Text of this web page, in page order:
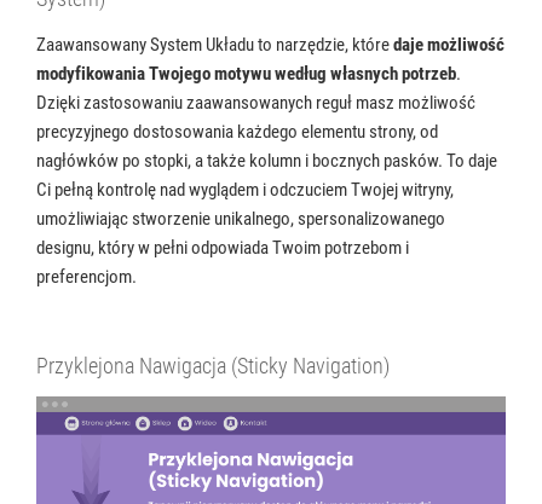
Zaawansowany System Układu to narzędzie, któredaje możliwość
modyfikowania Twojego motywu według własnych potrzeb.
Dzięki zastosowaniu zaawansowanych reguł masz możliwość
precyzyjnego dostosowania każdego elementu strony, od
nagłówków po stopki, a także kolumn i bocznych pasków. To daje
Ci pełną kontrolę nad wyglądem i odczuciem Twojej witryny,
umożliwiając stworzenie unikalnego, spersonalizowanego
designu, który w pełni odpowiada Twoim potrzebom i
preferencjom.
Przyklejona Nawigacja (Sticky Navigation)